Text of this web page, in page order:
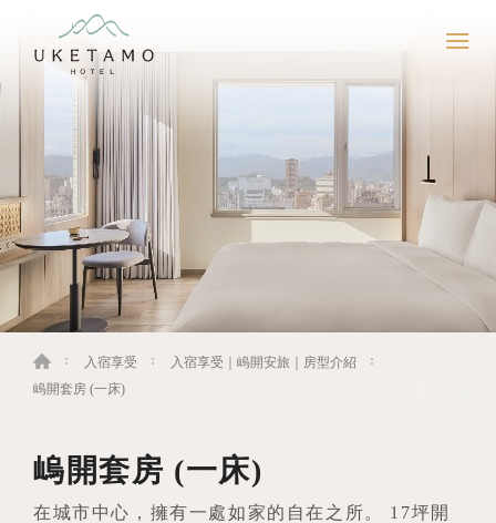
入宿享受
入宿享受｜嵨開安旅｜房型介紹
嵨開套房 (一床)
嵨開套房 (一床)
在城市中心，擁有一處如家的自在之所。 17坪開